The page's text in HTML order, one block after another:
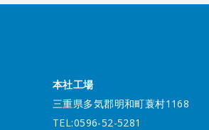
本社工場
三重県多気郡明和町蓑村1168
TEL:0596-52-5281